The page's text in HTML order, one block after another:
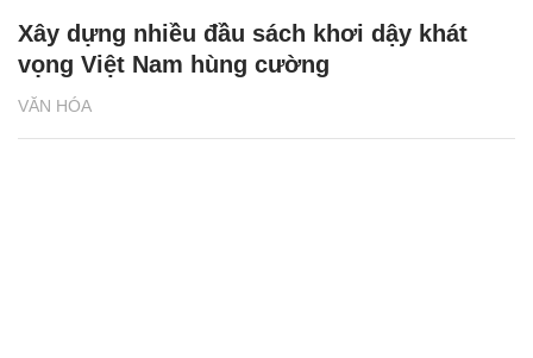
VĂN HÓA
Xây dựng nhiều đầu sách khơi dậy khát
vọng Việt Nam hùng cường